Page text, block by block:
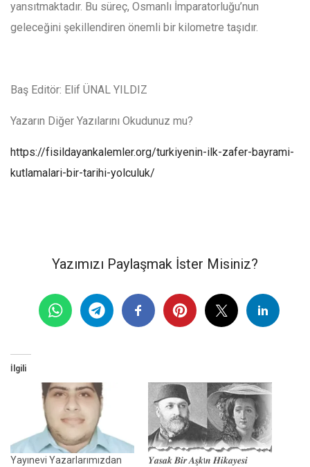
yansıtmaktadır. Bu süreç, Osmanlı İmparatorluğu’nun
geleceğini şekillendiren önemli bir kilometre taşıdır.
Baş Editör: Elif ÜNAL YILDIZ
Yazarın Diğer Yazılarını Okudunuz mu?
https://fisildayankalemler.org/turkiyenin-ilk-zafer-bayrami-
kutlamalari-bir-tarihi-yolculuk/
Yazımızı Paylaşmak İster Misiniz?
İlgili
Yayınevi Yazarlarımızdan
𝒀𝒂𝒔𝒂𝒌 𝑩𝒊𝒓 𝑨𝒔̧𝒌ı𝒏 𝑯𝒊𝒌𝒂𝒚𝒆𝒔𝒊